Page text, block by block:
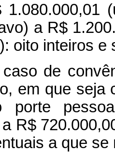
1.080.000,01
a R$
oito inteiros
de
em que seja
porte
R$
a que se